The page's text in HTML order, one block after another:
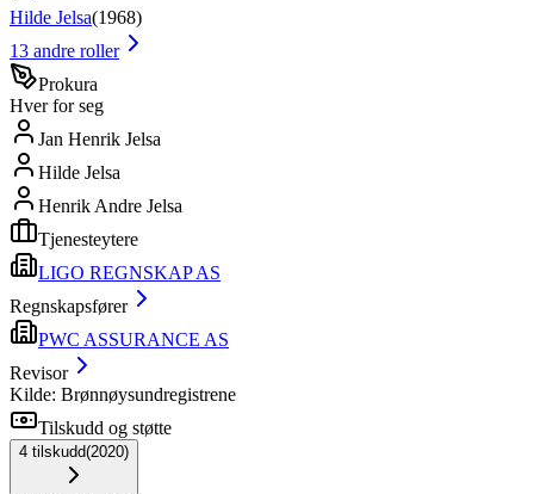
Hilde Jelsa(1968)
13 andre roller
Prokura
Hver for seg
Jan Henrik Jelsa
Hilde Jelsa
Henrik Andre Jelsa
Tjenesteytere
LIGO REGNSKAP AS
Regnskapsfører
PWC ASSURANCE AS
Revisor
Kilde: Brønnøysundregistrene
Tilskudd og støtte
4 tilskudd(2020)